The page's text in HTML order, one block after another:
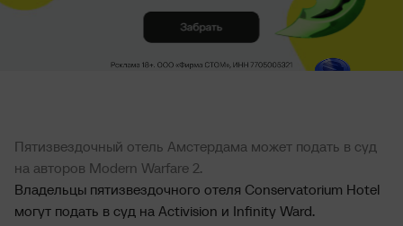
Пятизвездочный отель Амстердама может подать в суд
на авторов Modern Warfare 2.
Владельцы пятизвездочного отеля Conservatorium Hotel
могут подать в суд на Activision и Infinity Ward.